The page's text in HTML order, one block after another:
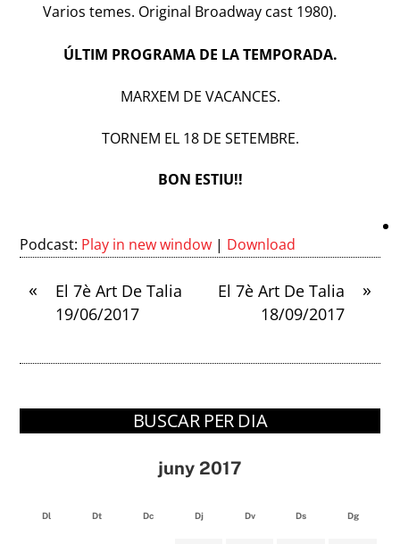
Varios temes. Original Broadway cast 1980).
ÚLTIM PROGRAMA DE LA TEMPORADA.
MARXEM DE VACANCES.
TORNEM EL 18 DE SETEMBRE.
BON ESTIU!!
Podcast: Play in new window | Download
«
El 7è Art De Talia
19/06/2017
»
El 7è Art De Talia
18/09/2017
BUSCAR PER DIA
juny 2017
Dl Dt Dc Dj Dv Ds Dg